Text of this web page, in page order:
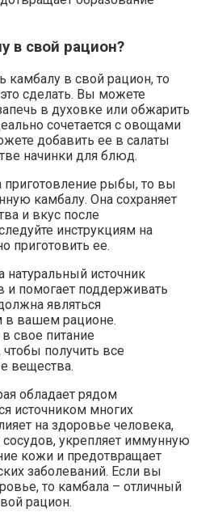
в свой рацион?
в свой рацион, то
сделать. Вы можете
в духовке или обжарить
сочетается с овощами
добавить ее в салаты
начинки для блюд.
приготовление рыбы, то вы
камбалу. Она сохраняет
и вкус после
инструкциям на
приготовить ее.
натуральный источник
и помогает поддерживать
являться
в вашем рационе.
свое питание
получить все
вещества.
обладает рядом
источником многих
на здоровье человека,
сосудов, укрепляет иммунную
кожи и предотвращает
заболеваний. Если вы
то камбала – отличный
рацион.